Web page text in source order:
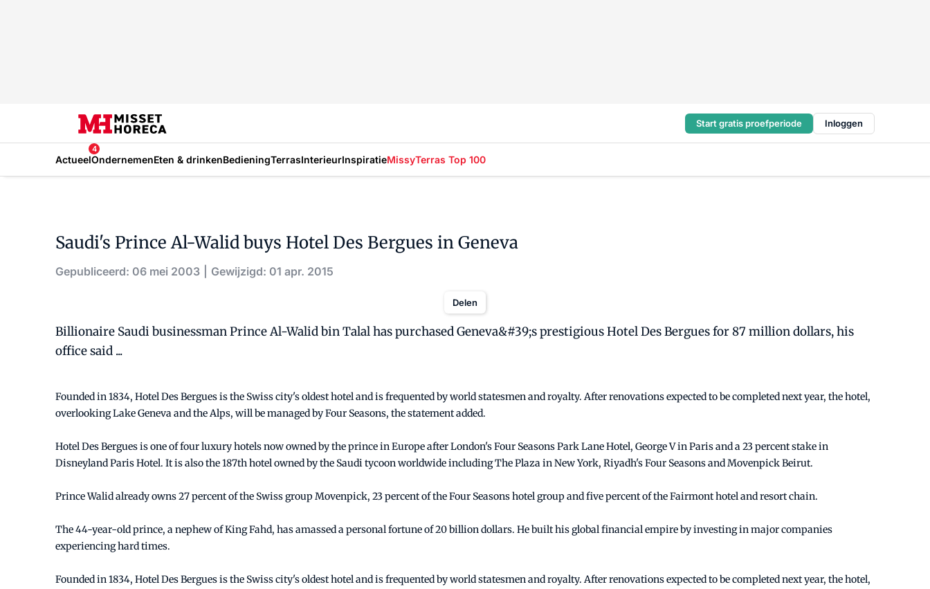
Start gratis proefperiode Inloggen
Actueel
4
OndernemenEten & drinkenBedieningTerrasInterieurInspiratieMissyTerras Top 100
Saudi's Prince Al-Walid buys Hotel Des Bergues in Geneva
Gepubliceerd: 06 mei 2003 Gewijzigd: 01 apr. 2015
Delen
Billionaire Saudi businessman Prince Al-Walid bin Talal has purchased Geneva&#39;s prestigious Hotel Des Bergues for 87 million dollars, his
office said ...
Founded in 1834, Hotel Des Bergues is the Swiss city's oldest hotel and is frequented by world statesmen and royalty. After renovations expected to be completed next year, the hotel,
overlooking Lake Geneva and the Alps, will be managed by Four Seasons, the statement added.
Hotel Des Bergues is one of four luxury hotels now owned by the prince in Europe after London's Four Seasons Park Lane Hotel, George V in Paris and a 23 percent stake in
Disneyland Paris Hotel. It is also the 187th hotel owned by the Saudi tycoon worldwide including The Plaza in New York, Riyadh's Four Seasons and Movenpick Beirut.
Prince Walid already owns 27 percent of the Swiss group Movenpick, 23 percent of the Four Seasons hotel group and five percent of the Fairmont hotel and resort chain.
The 44-year-old prince, a nephew of King Fahd, has amassed a personal fortune of 20 billion dollars. He built his global financial empire by investing in major companies
experiencing hard times.
Founded in 1834, Hotel Des Bergues is the Swiss city's oldest hotel and is frequented by world statesmen and royalty. After renovations expected to be completed next year, the hotel,